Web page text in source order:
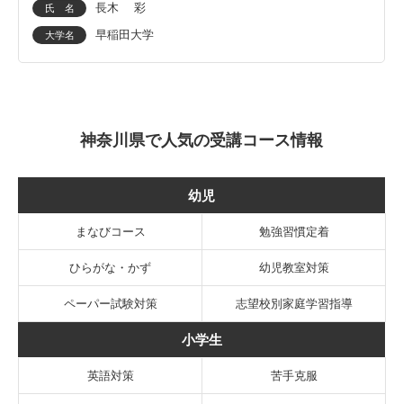
氏 名 長木 彩
大学名 早稲田大学
神奈川県で人気の受講コース情報
幼児
まなびコース 勉強習慣定着
ひらがな・かず 幼児教室対策
ペーパー試験対策 志望校別家庭学習指導
小学生
英語対策 苦手克服